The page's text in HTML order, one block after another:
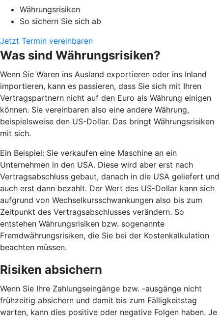
Währungsrisiken
So sichern Sie sich ab
Jetzt Termin vereinbaren
Was sind Währungsrisiken?
Wenn Sie Waren ins Ausland exportieren oder ins Inland
importieren, kann es passieren, dass Sie sich mit Ihren
Vertragspartnern nicht auf den Euro als Währung einigen
können. Sie vereinbaren also eine andere Währung,
beispielsweise den US-Dollar. Das bringt Währungsrisiken
mit sich.
Ein Beispiel: Sie verkaufen eine Maschine an ein
Unternehmen in den USA. Diese wird aber erst nach
Vertragsabschluss gebaut, danach in die USA geliefert und
auch erst dann bezahlt. Der Wert des US-Dollar kann sich
aufgrund von Wechselkursschwankungen also bis zum
Zeitpunkt des Vertragsabschlusses verändern. So
entstehen Währungsrisiken bzw. sogenannte
Fremdwährungsrisiken, die Sie bei der Kostenkalkulation
beachten müssen.
Risiken absichern
Wenn Sie Ihre Zahlungseingänge bzw. -ausgänge nicht
frühzeitig absichern und damit bis zum Fälligkeitstag
warten, kann dies positive oder negative Folgen haben. Je